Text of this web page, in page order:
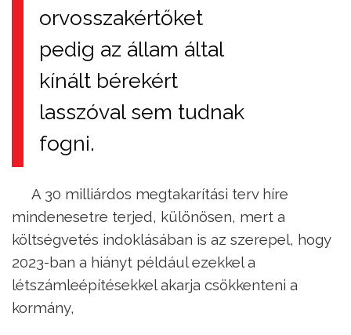
orvosszakértőket
pedig az állam által
kínált bérekért
lasszóval sem tudnak
fogni.
A 30 milliárdos megtakarítási terv híre
mindenesetre terjed, különösen, mert a
költségvetés indoklásában is az szerepel, hogy
2023-ban a hiányt például ezekkel a
létszámleépítésekkel akarja csökkenteni a
kormány,